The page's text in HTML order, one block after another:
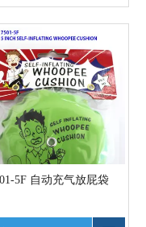
5F 自动充气放屁袋